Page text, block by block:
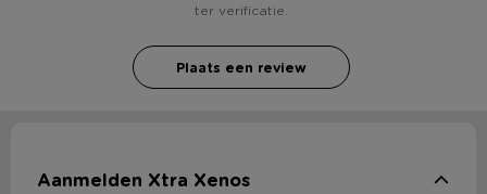
ter verificatie.
Plaats een review
Aanmelden Xtra Xenos